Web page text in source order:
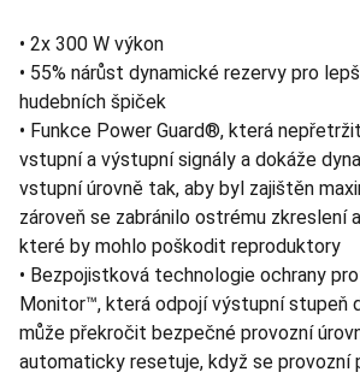
• 2x 300 W výkon
• 55% nárůst dynamické rezervy pro
hudebních špiček
• Funkce Power Guard®, která
vstupní a výstupní signály a dokáže
vstupní úrovně tak, aby byl zajištěn
zároveň se zabránilo ostrému zkreslení
které by mohlo poškodit reproduktory
• Bezpojistková technologie ochrany
Monitor™, která odpojí výstupní stupeň
může překročit bezpečné provozní
automaticky resetuje, když se provozní